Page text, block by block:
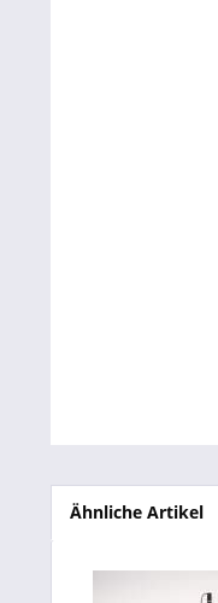
Ähnliche Artikel